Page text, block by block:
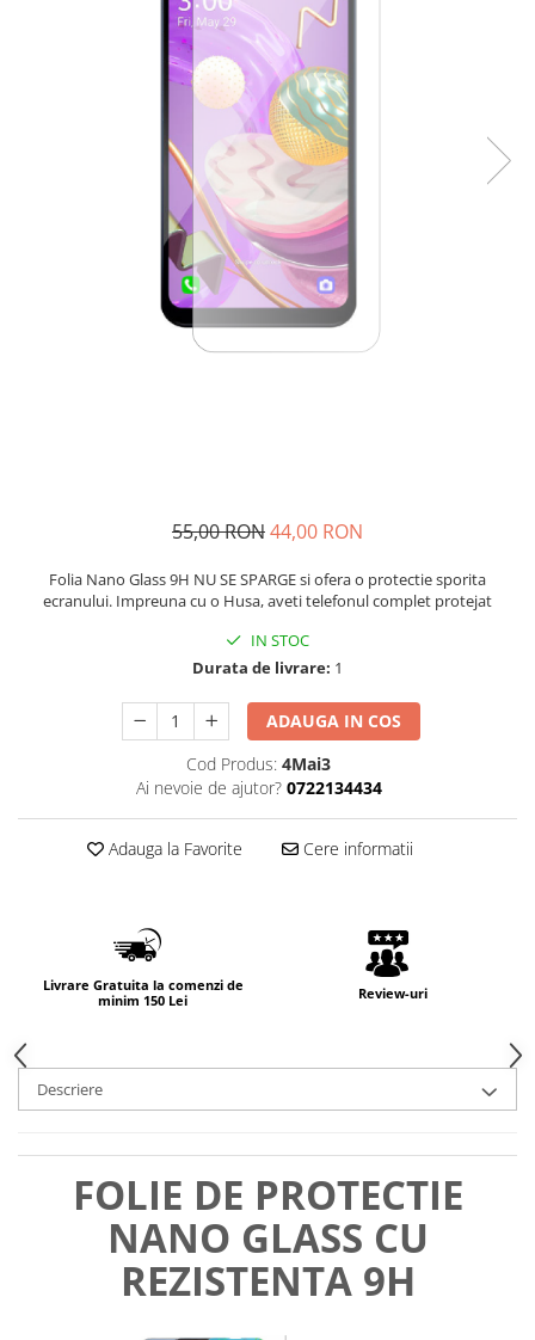
55,00 RON44,00 RON
Folia Nano Glass 9H NU SE SPARGE si ofera o protectie sporita
ecranului. Impreuna cu o Husa, aveti telefonul complet protejat
IN STOC
Durata de livrare: 1
ADAUGA IN COS
Cod Produs: 4Mai3
Ai nevoie de ajutor? 0722134434
Adauga la Favorite Cere informatii
Livrare Gratuita la comenzi de
minim 150 Lei
Review-uri
Descriere
FOLIE DE PROTECTIE
NANO GLASS CU
REZISTENTA 9H